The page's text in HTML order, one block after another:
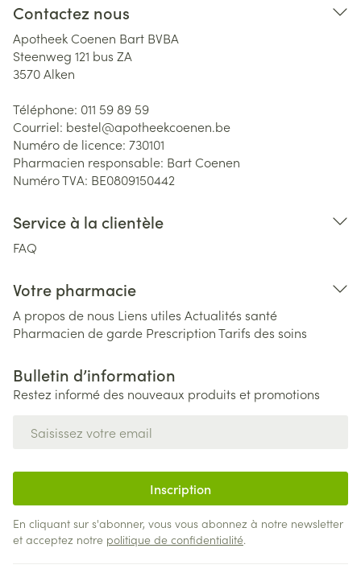
Contactez nous
Apotheek Coenen Bart BVBA
Steenweg 121 bus ZA
3570Alken
Téléphone: 011 59 89 59
Courriel: bestel@apotheekcoenen.be
Numéro de licence: 730101
Pharmacien responsable: Bart Coenen
Numéro TVA: BE0809150442
Service à la clientèle
FAQ
Votre pharmacie
A propos de nous Liens utiles Actualités santé
Pharmacien de garde PrescriptionTarifs des soins
Bulletin d’information
Restez informé des nouveaux produits et promotions
Inscription
En cliquant sur s'abonner, vous vous abonnez à notre newsletter
et acceptez notre politique de confidentialité.